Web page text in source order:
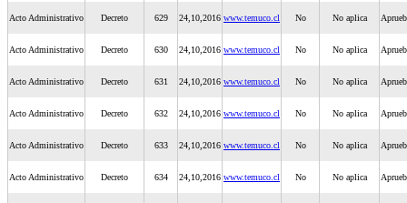
Acto Administrativo Decreto 629 24,10,2016 www.temuco.cl No No aplica
Acto Administrativo Decreto 630 24,10,2016 www.temuco.cl No No aplica
Acto Administrativo Decreto 631 24,10,2016 www.temuco.cl No No aplica
Acto Administrativo Decreto 632 24,10,2016 www.temuco.cl No No aplica
Acto Administrativo Decreto 633 24,10,2016 www.temuco.cl No No aplica
Acto Administrativo Decreto 634 24,10,2016 www.temuco.cl No No aplica